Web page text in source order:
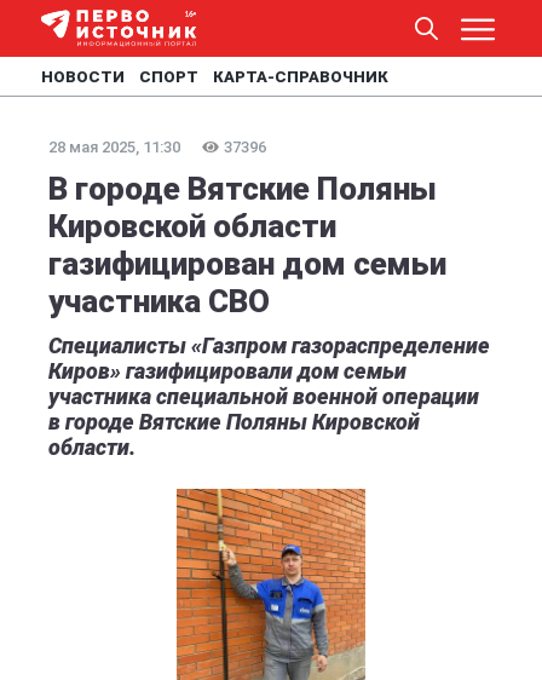
НОВОСТИ СПОРТ КАРТА-СПРАВОЧНИК
28 мая 2025, 11:30 37396
В городе Вятские Поляны
Кировской области
газифицирован дом семьи
участника СВО
Специалисты «Газпром газораспределение
Киров» газифицировали дом семьи
участника специальной военной операции
в городе Вятские Поляны Кировской
области.